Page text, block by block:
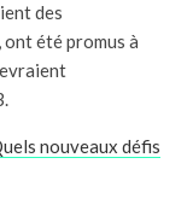
des
été promus à
nouveaux défis